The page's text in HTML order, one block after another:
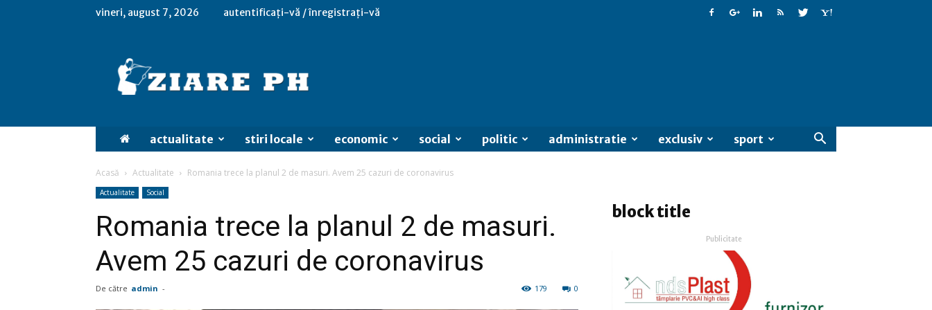
vineri, august 7, 2026 autentificați-vă / înregistrați-vă
actualitate stiri locale economic social politic administratie exclusiv sport
Acasă Actualitate Romania trece la planul 2 de masuri. Avem 25 cazuri de coronavirus
Actualitate Social
Romania trece la planul 2 de masuri.
Avem 25 cazuri de coronavirus
De către admin - 0
179
block title
Publicitate